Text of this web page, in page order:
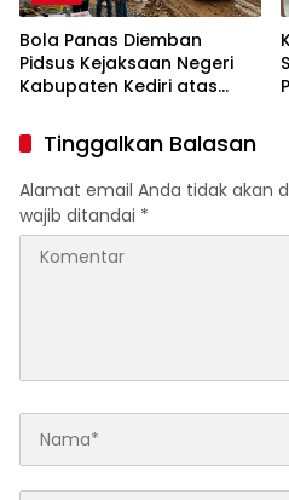
Bola Panas Diemban
Pidsus Kejaksaan Negeri
Kabupaten Kediri atas
Penggunaan Material
Ilegal Proyek Tol Kediri
Oleh PT. HASTARI JAYA
SENTOSA
Tinggalkan Balasan
Alamat email Anda tidak akan
wajib ditandai *